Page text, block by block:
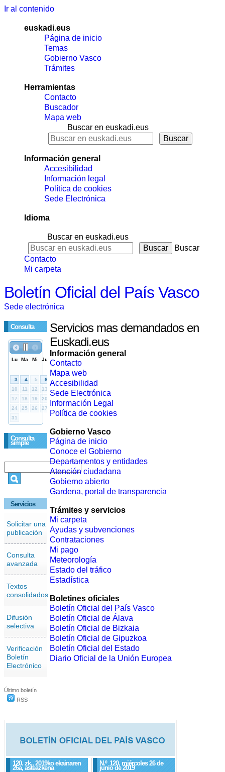
Ir al contenido
euskadi.eus
Página de inicio
Temas
Gobierno Vasco
Trámites
Herramientas
Contacto
Buscador
Mapa web
Buscar en euskadi.eus
Información general
Accesibilidad
Información legal
Política de cookies
Sede Electrónica
Idioma
Buscar en euskadi.eus
Buscar
Contacto
Mi carpeta
Boletín Oficial del País Vasco
Sede electrónica
Consulta
Consulta
simple
Servicios
Solicitar una
publicación
Consulta
avanzada
Textos
consolidados
Difusión
selectiva
Verificación
Boletín
Electrónico
Último boletín
RSS
120. zk., 2019ko ekainaren
26a, asteazkena
N.º120, miércoles 26 de
junio de 2019
Servicios mas demandados en
Euskadi.eus
Información general
Contacto
Mapa web
Accesibilidad
Sede Electrónica
Información Legal
Política de cookies
Gobierno Vasco
Página de inicio
Conoce el Gobierno
Departamentos y entidades
Atención ciudadana
Gobierno abierto
Gardena, portal de transparencia
Trámites y servicios
Mi carpeta
Ayudas y subvenciones
Contrataciones
Mi pago
Meteorología
Estado del tráfico
Estadística
Boletines oficiales
Boletín Oficial del País Vasco
Boletín Oficial de Álava
Boletín Oficial de Bizkaia
Boletín Oficial de Gipuzkoa
Boletín Oficial del Estado
Diario Oficial de la Unión Europea